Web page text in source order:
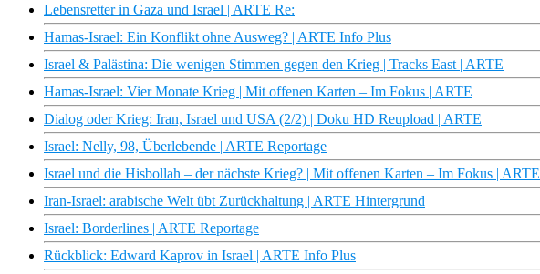
Lebensretter in Gaza und Israel | ARTE Re:
Hamas-Israel: Ein Konflikt ohne Ausweg? | ARTE Info Plus
Israel & Palästina: Die wenigen Stimmen gegen den Krieg | Tracks East | ARTE
Hamas-Israel: Vier Monate Krieg | Mit offenen Karten – Im Fokus | ARTE
Dialog oder Krieg: Iran, Israel und USA (2/2) | Doku HD Reupload | ARTE
Israel: Nelly, 98, Überlebende | ARTE Reportage
Israel und die Hisbollah – der nächste Krieg? | Mit offenen Karten – Im Fokus | ARTE
Iran-Israel: arabische Welt übt Zurückhaltung | ARTE Hintergrund
Israel: Borderlines | ARTE Reportage
Rückblick: Edward Kaprov in Israel | ARTE Info Plus